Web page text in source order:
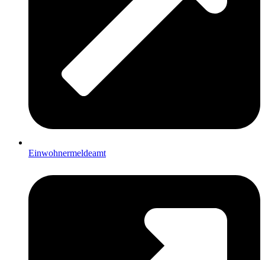
Einwohnermeldeamt